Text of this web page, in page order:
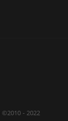
©2010 - 2022